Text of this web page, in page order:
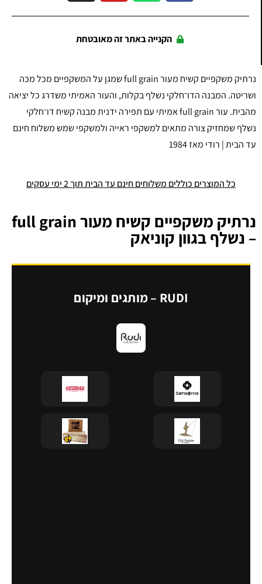
הקנייה באתר זה מאובטחת
נרתיק משקפיים קשיח מעור full grain שמגן על המשקפיים מכל מכה
ושריטה. המבנה הדו־חלקי נשלף בקלות, והעור האמיתי משדרג כל יציאה
מהבית. עור full grain אמיתי עם תפירה ידנית מבנה קשיח דו־חלקי
נשלף שמחזיק צורה מתאים למשקפי ראייה ולמשקפי שמש משלוח חינם
עד הבית | רודי מאז 1984
כל המוצרים כוללים משלוחים חינם עד הבית תוך 2 ימי עסקים
נרתיק משקפיים קשיח מעור full grain
– נשלף בגוון קוניאק
RUDI – מותגים ומיקום